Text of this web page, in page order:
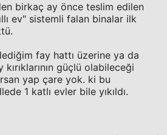
birkaç ay önce teslim edilen
ev" sistemli falan binalar ilk
fay hattı üzerine ya da
kırıklarının güçlü olabileceği
yap çare yok. ki bu
1 katlı evler bile yıkıldı.